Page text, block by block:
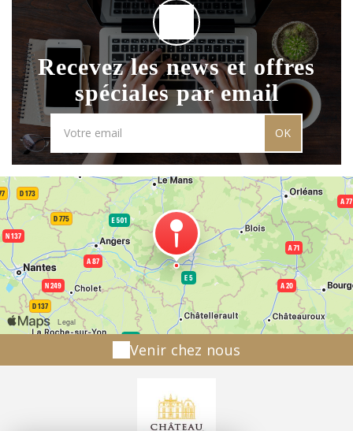
Recevez les news et offres
spéciales par email
OK
Venir chez nous